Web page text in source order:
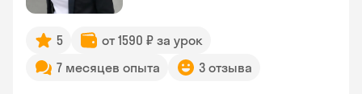
5
от 1590 ₽ за урок
7 месяцев опыта
3 отзыва